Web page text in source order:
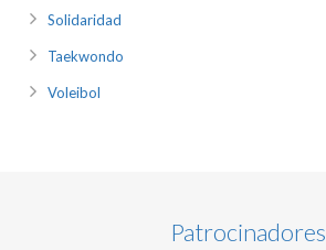
Solidaridad
Taekwondo
Voleibol
Patrocinadores